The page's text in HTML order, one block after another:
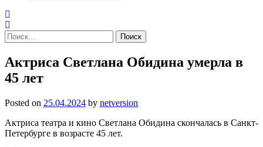
Найти:
Актриса Светлана Обидина умерла в
45 лет
Posted on 25.04.2024 by netversion
Актриса театра и кино Светлана Обидина скончалась в Санкт-
Петербурге в возрасте 45 лет.